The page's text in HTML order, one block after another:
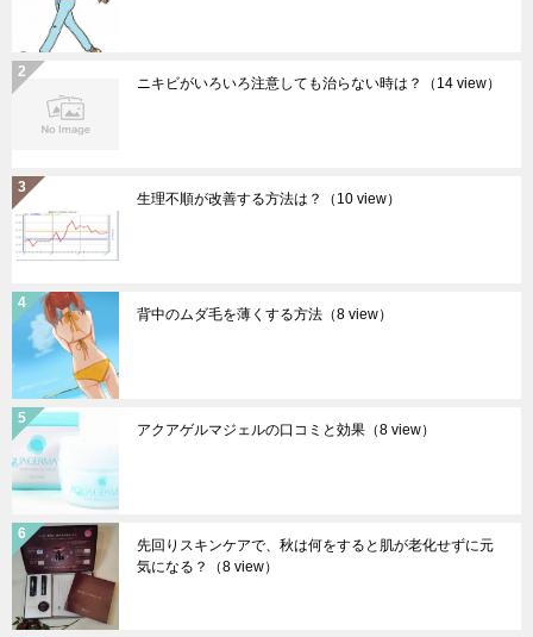
ニキビがいろいろ注意しても治らない時は？ （14 view）
生理不順が改善する方法は？ （10 view）
背中のムダ毛を薄くする方法 （8 view）
アクアゲルマジェルの口コミと効果 （8 view）
先回りスキンケアで、秋は何をすると肌が老化せずに元
気になる？
（8 view）